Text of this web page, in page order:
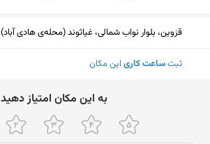
قزوین، بلوار نواب شمالی، غیاثوند (محله‌ی هادی آباد)
ثبتساعت کاری این مکان
ﺑﻪ اﯾﻦ ﻣﮑﺎن اﻣﺘﯿﺎز دﻫﯿﺪ